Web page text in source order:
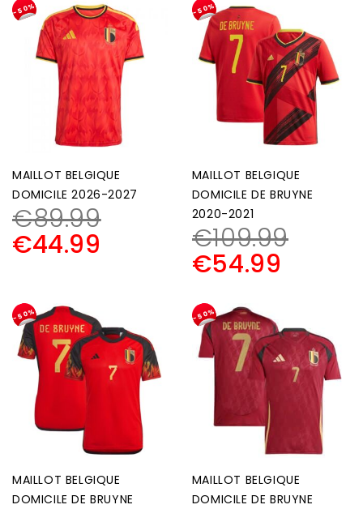
-50%
MAILLOT BELGIQUE
DOMICILE 2026-2027
€89.99
€44.99
-50%
MAILLOT BELGIQUE
DOMICILE DE BRUYNE
2020-2021
€109.99
€54.99
-50%
MAILLOT BELGIQUE
DOMICILE DE BRUYNE
-50%
MAILLOT BELGIQUE
DOMICILE DE BRUYNE